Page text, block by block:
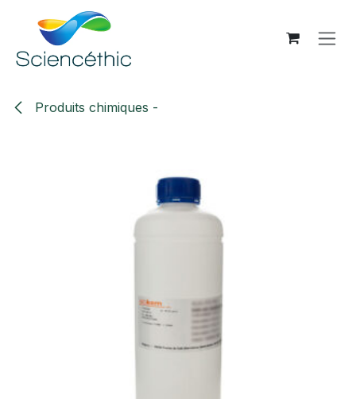
Se rendre au contenu
Produits chimiques -